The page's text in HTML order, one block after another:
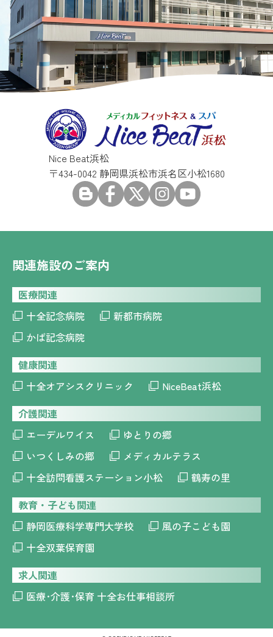
Nice Beat浜松
〒434-0042 静岡県浜松市浜名区小松1680
関連施設のご案内
医療関連
十全記念病院
新都市病院
かば記念病院
健康関連
十全オアシスクリニック
NiceBeat浜松
介護関連
エーデルワイス
ゆとりの郷
いつくしみの郷
メディカルテラス
十全訪問看護ステーション小松
鶴寿の里
教育・子ども関連
静岡医療科学専門大学校
風の子こども園
十全双葉保育園
求人関連
医療･介護･保育 十全お仕事相談所